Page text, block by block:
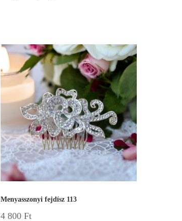
Menyasszonyi fejdísz 113
4 800 Ft